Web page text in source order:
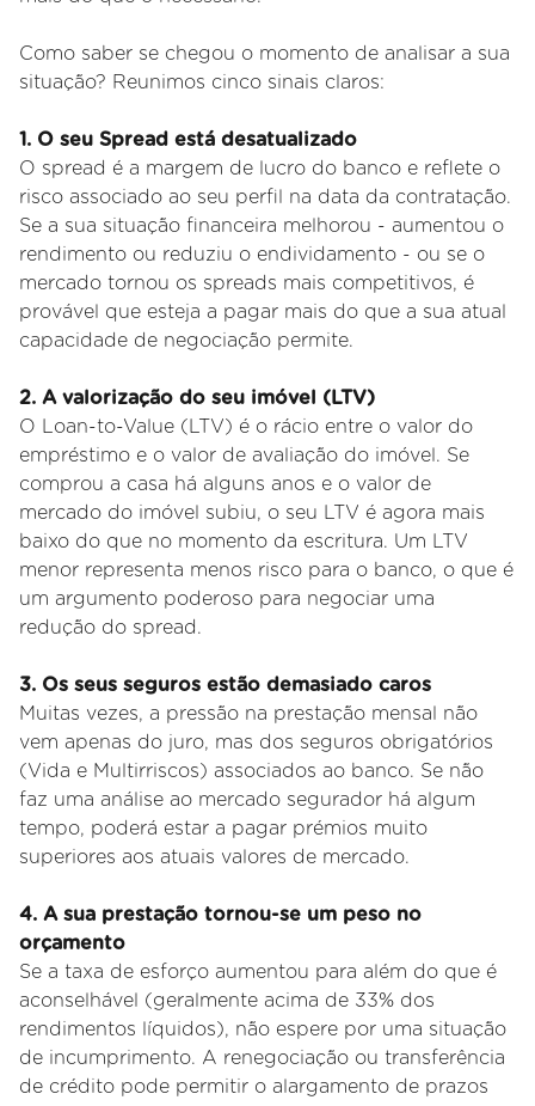
Como saber se chegou o momento de analisar a sua
situação? Reunimos cinco sinais claros:
1. O seu Spread está desatualizado
O spread é a margem de lucro do banco e reflete o
risco associado ao seu perfil na data da contratação.
Se a sua situação financeira melhorou - aumentou o
rendimento ou reduziu o endividamento - ou se o
mercado tornou os spreads mais competitivos, é
provável que esteja a pagar mais do que a sua atual
capacidade de negociação permite.
2. A valorização do seu imóvel (LTV)
O Loan-to-Value (LTV) é o rácio entre o valor do
empréstimo e o valor de avaliação do imóvel. Se
comprou a casa há alguns anos e o valor de
mercado do imóvel subiu, o seu LTV é agora mais
baixo do que no momento da escritura. Um LTV
menor representa menos risco para o banco, o que é
um argumento poderoso para negociar uma
redução do spread.
3. Os seus seguros estão demasiado caros
Muitas vezes, a pressão na prestação mensal não
vem apenas do juro, mas dos seguros obrigatórios
(Vida e Multirriscos) associados ao banco. Se não
faz uma análise ao mercado segurador há algum
tempo, poderá estar a pagar prémios muito
superiores aos atuais valores de mercado.
4. A sua prestação tornou-se um peso no
orçamento
Se a taxa de esforço aumentou para além do que é
aconselhável (geralmente acima de 33% dos
rendimentos líquidos), não espere por uma situação
de incumprimento. A renegociação ou transferência
de crédito pode permitir o alargamento de prazos